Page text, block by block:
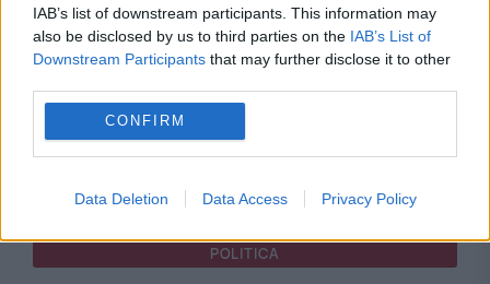
IAB’s list of downstream participants. This information may
also be disclosed by us to third parties on the IAB’s List of
Downstream Participants that may further disclose it to other
CONFIRM
Data Deletion Data Access Privacy Policy
POLITICA